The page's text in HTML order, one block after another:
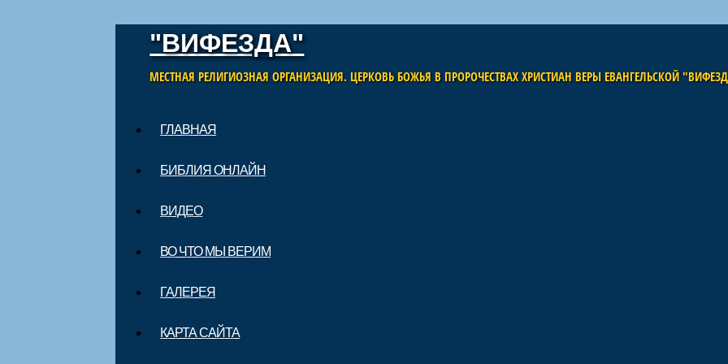
"ВИФЕЗДА"
МЕСТНАЯ РЕЛИГИОЗНАЯ ОРГАНИЗАЦИЯ. ЦЕРКОВЬ БОЖЬЯ В ПРОРОЧЕСТВАХ ХРИСТИАН ВЕРЫ ЕВАНГЕЛЬСКОЙ
Main menu
ГЛАВНАЯ
БИБЛИЯ ОНЛАЙН
ВИДЕО
ВО ЧТО МЫ ВЕРИМ
ГАЛЕРЕЯ
КАРТА САЙТА